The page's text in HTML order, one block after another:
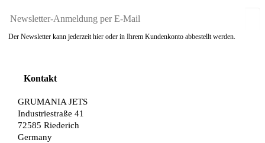
Der Newsletter kann jederzeit hier oder in Ihrem Kundenkonto abbestellt werden.
Kontakt
GRUMANIA JETS
Industriestraße 41
72585 Riederich
Germany